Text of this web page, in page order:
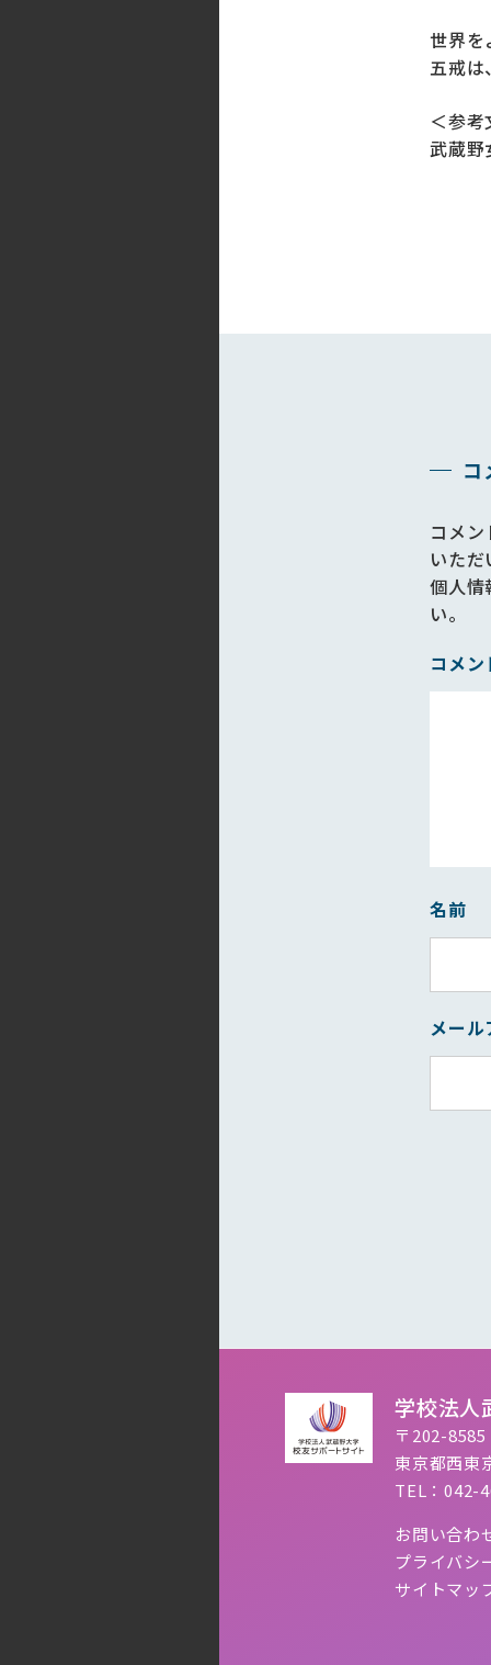
世界を
五戒
＜参
武蔵野
コ
コメ
いた
個人情
い。
コメン
名前
メー
学校法人
〒202-8585
東京都西東
TEL：042-
お問い合わ
プライバシ
サイトマッ